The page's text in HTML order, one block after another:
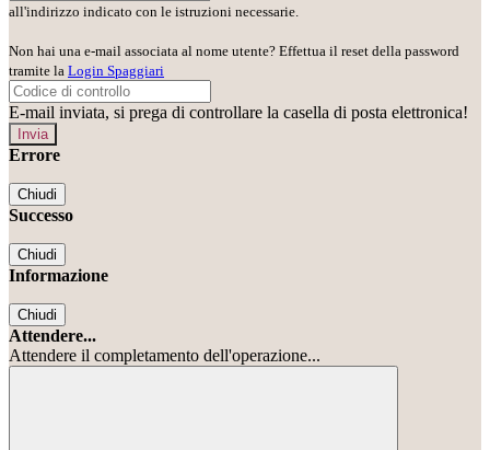
all'indirizzo indicato con le istruzioni necessarie.
Non hai una e-mail associata al nome utente? Effettua il reset della password
tramite la Login Spaggiari
E-mail inviata, si prega di controllare la casella di posta elettronica!
Errore
Chiudi
Successo
Chiudi
Informazione
Chiudi
Attendere...
Attendere il completamento dell'operazione...